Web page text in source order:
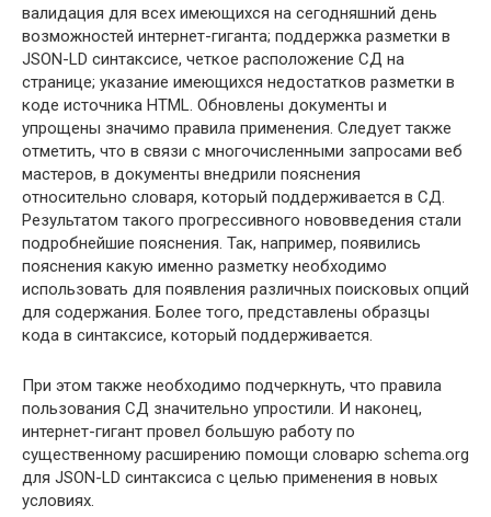
валидация для всех имеющихся на сегодняшний день
возможностей интернет-гиганта; поддержка разметки в
JSON-LD синтаксисе, четкое расположение СД на
странице; указание имеющихся недостатков разметки в
коде источника HTML. Обновлены документы и
упрощены значимо правила применения. Следует также
отметить, что в связи с многочисленными запросами веб
мастеров, в документы внедрили пояснения
относительно словаря, который поддерживается в СД.
Результатом такого прогрессивного нововведения стали
подробнейшие пояснения. Так, например, появились
пояснения какую именно разметку необходимо
использовать для появления различных поисковых опций
для содержания. Более того, представлены образцы
кода в синтаксисе, который поддерживается.
При этом также необходимо подчеркнуть, что правила
пользования СД значительно упростили. И наконец,
интернет-гигант провел большую работу по
существенному расширению помощи словарю schema.org
для JSON-LD синтаксиса с целью применения в новых
условиях.